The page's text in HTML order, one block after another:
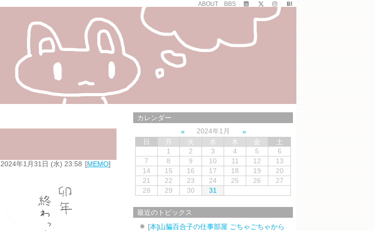
ABOUT BBS
2024年1月31日 (水) 23:58 MEMO
カレンダー
2024年1月
日
月 火 水 木 金
土
1
2 3 4 5
6
7
8 9 10 11 12
13
14
15 16 17 18 19
20
21
22 23 24 25 26
27
28
29 30 31
最近のトピックス
[本]山脇百合子の仕事部屋 ごちゃごちゃから